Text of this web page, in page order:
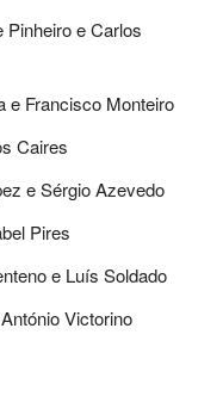
Pinheiro e Carlos
e Francisco Monteiro
Caires
e Sérgio Azevedo
Pires
e Luís Soldado
Victorino